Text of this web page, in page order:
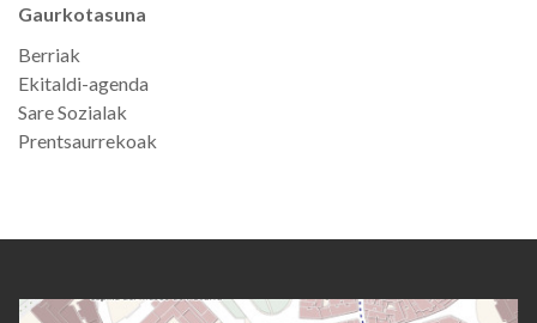
Gaurkotasuna
Berriak
Ekitaldi-agenda
Sare Sozialak
Prentsaurrekoak